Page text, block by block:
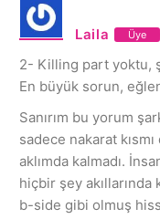
Laila Üye
2- Killing part yoktu,
En büyük sorun,
Sanırım bu yorum
sadece nakarat
aklımda kalmadı.
hiçbir şey akıllarında
b-side gibi olmuş